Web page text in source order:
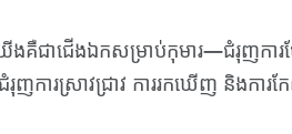
ងគឺជាជើងឯកសម្រាប់កុមារ—ជំរុញការថ
ជំរុញការស្រាវជ្រាវ ការរកឃើញ និងការ